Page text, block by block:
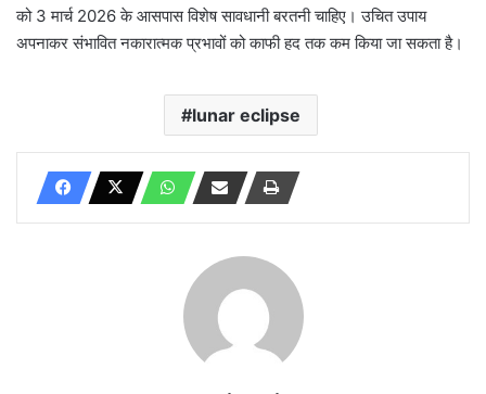
को 3 मार्च 2026 के आसपास विशेष सावधानी बरतनी चाहिए। उचित उपाय
अपनाकर संभावित नकारात्मक प्रभावों को काफी हद तक कम किया जा सकता है।
lunar eclipse